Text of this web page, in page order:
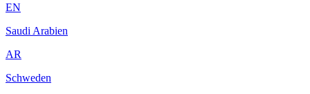
EN
Saudi Arabien
AR
Schweden